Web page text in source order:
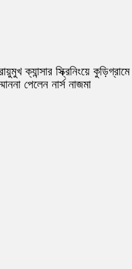
ক্যান্সার স্ক্রিনিংয়ে
পেলেন নার্স নাজমা